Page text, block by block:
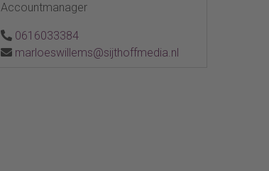
Accountmanager
0616033384
marloeswillems@sijthoffmedia.nl